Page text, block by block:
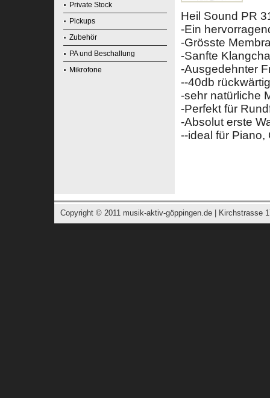
Private Stock
Pickups
Zubehör
PA und Beschallung
Mikrofone
Heil Sound PR
-Ein
-Grösste
-Sanfte
-Ausgedehnter
--40db
-sehr natürliche
-Perfekt für
-Absolut erste
--ideal für
Copyright © 2011 musik-aktiv-göppingen.de | Kirchstrasse